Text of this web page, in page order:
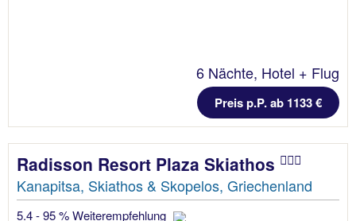
6 Nächte, Hotel + Flug
Preis p.P. ab 1133 €
Radisson Resort Plaza Skiathos
Kanapitsa, Skiathos & Skopelos, Griechenland
5.4 - 95 % Weiterempfehlung